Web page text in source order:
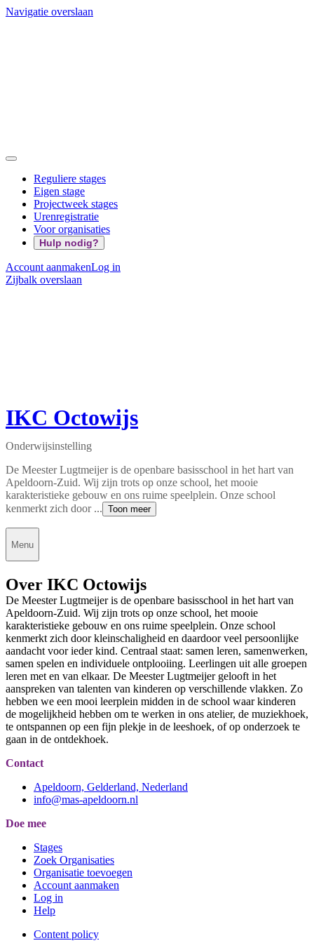
Navigatie overslaan
Reguliere stages
Eigen stage
Projectweek stages
Urenregistratie
Voor organisaties
Hulp nodig?
Account aanmakenLog in
Zijbalk overslaan
IKC Octowijs
Onderwijsinstelling
De Meester Lugtmeijer is de openbare basisschool in het hart van
Apeldoorn-Zuid. Wij zijn trots op onze school, het mooie
karakteristieke gebouw en ons ruime speelplein. Onze school
kenmerkt zich door ... Toon meer
Menu
Over IKC Octowijs
De Meester Lugtmeijer is de openbare basisschool in het hart van
Apeldoorn-Zuid. Wij zijn trots op onze school, het mooie
karakteristieke gebouw en ons ruime speelplein. Onze school
kenmerkt zich door kleinschaligheid en daardoor veel persoonlijke
aandacht voor ieder kind. Centraal staat: samen leren, samenwerken,
samen spelen en individuele ontplooiing. Leerlingen uit alle groepen
leren met en van elkaar. De Meester Lugtmeijer gelooft in het
aanspreken van talenten van kinderen op verschillende vlakken. Zo
hebben we een mooi leerplein midden in de school waar kinderen
de mogelijkheid hebben om te werken in ons atelier, de muziekhoek,
te ontspannen op een fijn plekje in de leeshoek, of op onderzoek te
gaan in de ontdekhoek.
Contact
Apeldoorn, Gelderland, Nederland
info@mas-apeldoorn.nl
Doe mee
Stages
Zoek Organisaties
Organisatie toevoegen
Account aanmaken
Log in
Help
Content policy